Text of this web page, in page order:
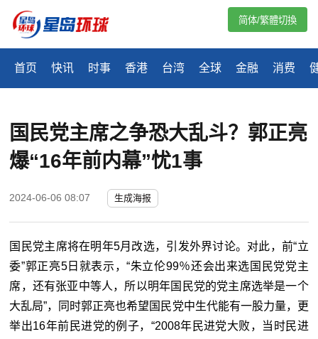
首页 快讯 时事 香港 台湾 全球 金融 消费
简体/繁體切換
国民党主席之争恐大乱斗？郭正亮
爆“16年前内幕”忧1事
2024-06-06 08:07 生成海报
国民党主席将在明年5月改选，引发外界讨论。对此，前“立
委”郭正亮5日就表示，“朱立伦99％还会出来选国民党党主
席，还有张亚中等人，所以明年国民党的党主席选举是一个
大乱局”，同时郭正亮也希望国民党中生代能有一股力量，更
举出16年前民进党的例子，“2008年民进党大败，当时民进